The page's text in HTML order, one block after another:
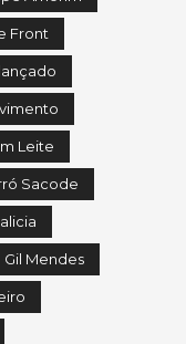
Front
Leite
Sacode
Gil Mendes